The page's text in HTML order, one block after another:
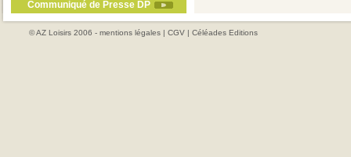
Communiqué de Presse DP
© AZ Loisirs 2006 - mentions légales | CGV | Céléades Editions